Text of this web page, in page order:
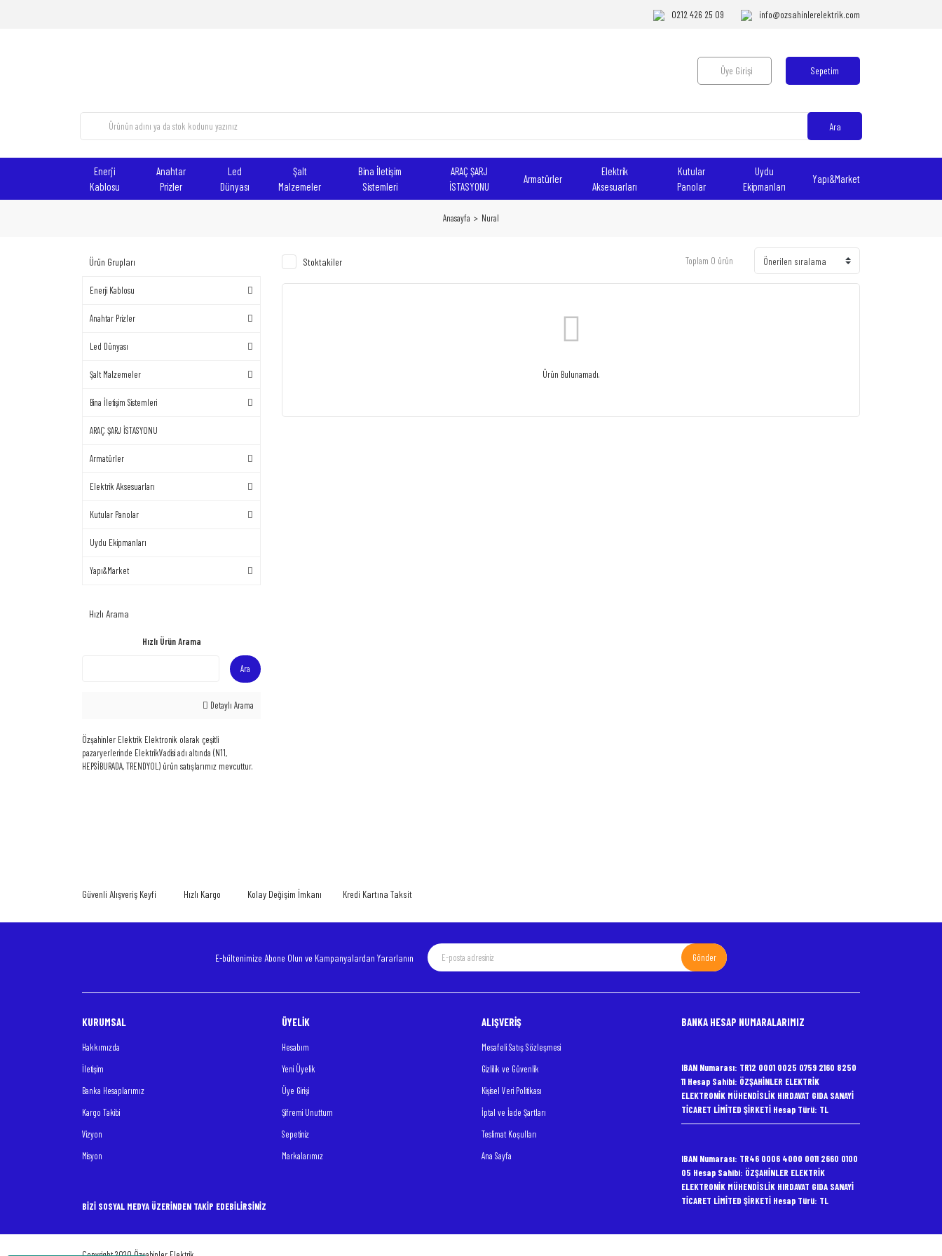
0212 426 25 09 info@ozsahinlerelektrik.com
Üye Girişi Sepetim
Ara
Enerji
Kablosu
Anahtar
Prizler
Led
Dünyası
Şalt
Malzemeler
Bina İletişim
Sistemleri
ARAÇ ŞARJ
İSTASYONU
Armatürler
Elektrik
Aksesuarları
Kutular
Panolar
Uydu
Ekipmanları
Yapı&Market
Anasayfa Nural
Ürün Grupları
Enerji Kablosu
Anahtar Prizler
Led Dünyası
Şalt Malzemeler
Bina İletişim Sistemleri
ARAÇ ŞARJ İSTASYONU
Armatürler
Elektrik Aksesuarları
Kutular Panolar
Uydu Ekipmanları
Yapı&Market
Hızlı Arama
Hızlı Ürün Arama
Ara
Detaylı Arama
Özşahinler Elektrik Elektronik olarak çeşitli
pazaryerlerinde ElektrikVadisi adı altında (N11,
HEPSİBURADA, TRENDYOL) ürün satışlarımız mevcuttur.
Stoktakiler Toplam 0 ürün
Ürün Bulunamadı.
Güvenli Alışveriş Keyfi Hızlı Kargo Kolay Değişim İmkanı Kredi Kartına Taksit
E-bültenimize Abone Olun ve Kampanyalardan Yararlanın Gönder
KURUMSAL
Hakkımızda
İletişim
Banka Hesaplarımız
Kargo Takibi
Vizyon
Misyon
ÜYELİK
Hesabım
Yeni Üyelik
Üye Girişi
Şifremi Unuttum
Sepetiniz
Markalarımız
ALIŞVERİŞ
Mesafeli Satış Sözleşmesi
Gizlilik ve Güvenlik
Kişisel Veri Politikası
İptal ve İade Şartları
Teslimat Koşulları
Ana Sayfa
BİZİ SOSYAL MEDYA ÜZERİNDEN TAKİP EDEBİLİRSİNİZ
BANKA HESAP NUMARALARIMIZ
IBAN Numarası: TR12 0001 0025 0759 2160 8250
11 Hesap Sahibi: ÖZŞAHİNLER ELEKTRİK
ELEKTRONİK MÜHENDİSLİK HIRDAVAT GIDA SANAYİ
TİCARET LİMİTED ŞİRKETİ Hesap Türü: TL
IBAN Numarası: TR46 0006 4000 0011 2660 0100
05 Hesap Sahibi: ÖZŞAHİNLER ELEKTRİK
ELEKTRONİK MÜHENDİSLİK HIRDAVAT GIDA SANAYİ
TİCARET LİMİTED ŞİRKETİ Hesap Türü: TL